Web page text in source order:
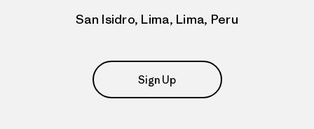
San Isidro, Lima, Lima, Peru
Sign Up